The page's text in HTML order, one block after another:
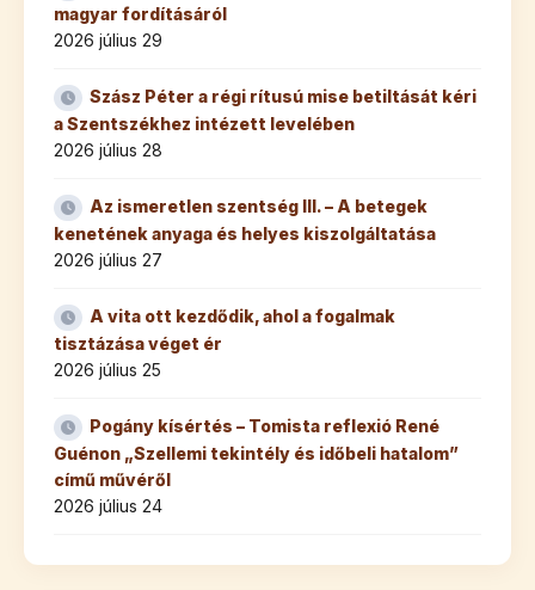
magyar fordításáról
2026 július 29
Szász Péter a régi rítusú mise betiltását kéri
a Szentszékhez intézett levelében
2026 július 28
Az ismeretlen szentség III. – A betegek
kenetének anyaga és helyes kiszolgáltatása
2026 július 27
A vita ott kezdődik, ahol a fogalmak
tisztázása véget ér
2026 július 25
Pogány kísértés – Tomista reflexió René
Guénon „Szellemi tekintély és időbeli hatalom”
című művéről
2026 július 24